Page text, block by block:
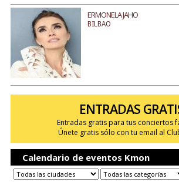
ERMONELA JAHO
BILBAO
ENTRADAS
Entradas gratis para tus conciertos
Únete gratis sólo con tu email al
Calendario de eventos Kmon